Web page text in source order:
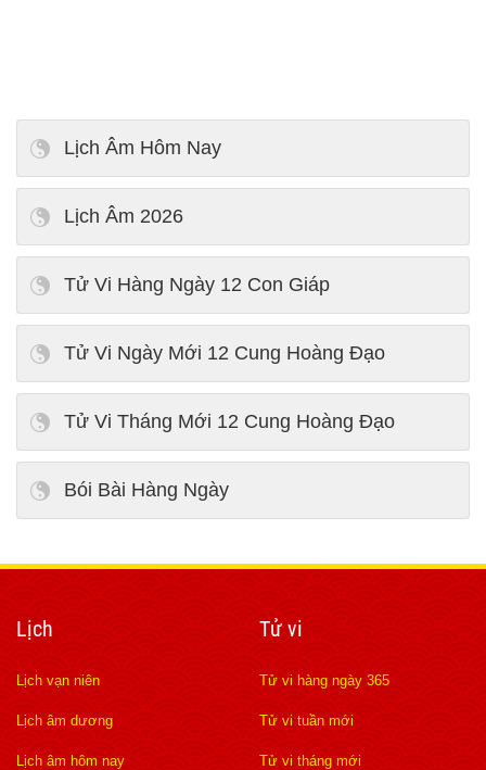
Lịch Âm Hôm Nay
Lịch Âm 2026
Tử Vi Hàng Ngày 12 Con Giáp
Tử Vi Ngày Mới 12 Cung Hoàng Đạo
Tử Vi Tháng Mới 12 Cung Hoàng Đạo
Bói Bài Hàng Ngày
Lịch
Lịch vạn niên
Lịch âm dương
Lịch âm hôm nay
Tử vi
Tử vi hàng ngày 365
Tử vi tuần mới
Tử vi tháng mới